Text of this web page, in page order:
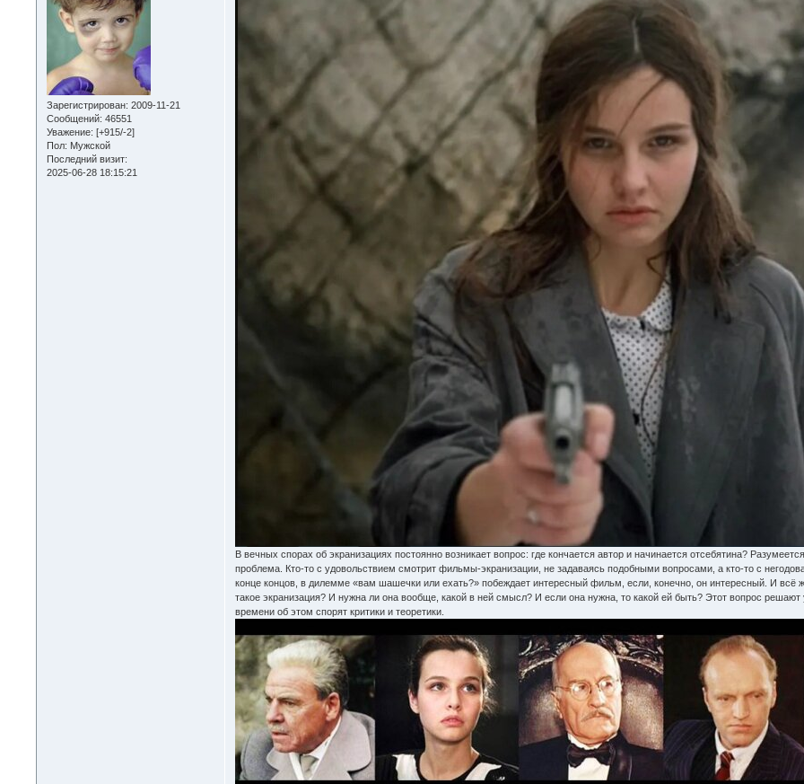
Зарегистрирован: 2009-11-21
Сообщений: 46551
Уважение: [+915/-2]
Пол: Мужской
Последний визит:
2025-06-28 18:15:21
В вечных спорах об экранизациях постоянно возникает вопрос: где кончается автор и начинается отсебятина?
проблема. Кто-то с удовольствием смотрит фильмы-экранизации, не задаваясь подобными вопросами, а кто-то с
конце концов, в дилемме «вам шашечки или ехать?» побеждает интересный фильм, если, конечно, он интересный. И всё
такое экранизация? И нужна ли она вообще, какой в ней смысл? И если она нужна, то какой ей быть? Этот вопрос
времени об этом спорят критики и теоретики.